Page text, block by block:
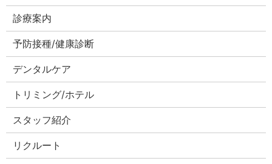
診療案内
予防接種/健康診断
デンタルケア
トリミング/ホテル
スタッフ紹介
リクルート